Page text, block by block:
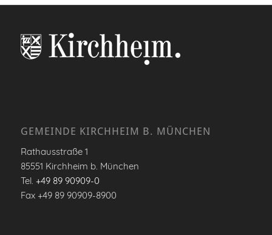
GEMEINDE KIRCHHEIM B. MÜNCHEN
Rathausstraße 1
85551 Kirchheim b. München
Tel. +49 89 90909-0
Fax +49 89 90909-8900